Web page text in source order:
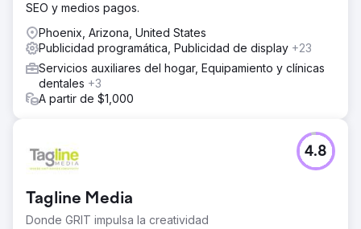
SEO y medios pagos.
Phoenix, Arizona, United States
Publicidad programática, Publicidad de display +23
Servicios auxiliares del hogar, Equipamiento y clínicas
dentales +3
A partir de $1,000
Tagline Media
Donde GRIT impulsa la creatividad
4.8